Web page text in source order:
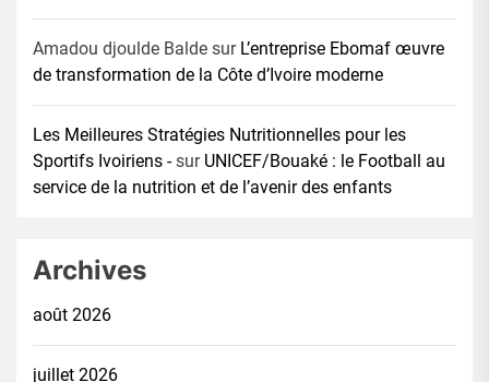
Amadou djoulde Balde sur L’entreprise Ebomaf œuvre
de transformation de la Côte d’Ivoire moderne
Les Meilleures Stratégies Nutritionnelles pour les
Sportifs Ivoiriens -sur UNICEF/Bouaké : le Football au
service de la nutrition et de l’avenir des enfants
Archives
août 2026
juillet 2026